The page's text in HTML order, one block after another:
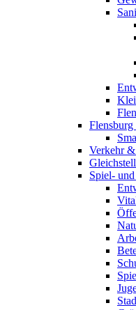
Verkehr
Spiel-